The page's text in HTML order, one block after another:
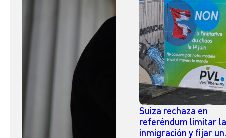
Suiza rechaza en
referéndum limitar la
inmigración y fijar un